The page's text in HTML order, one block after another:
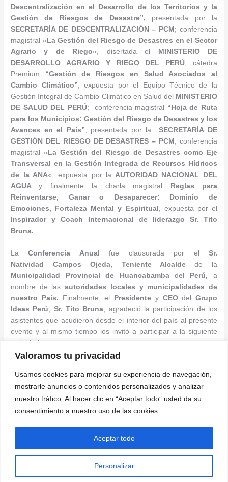
Valoramos tu privacidad
Usamos cookies para mejorar su experiencia de navegación,
mostrarle anuncios o contenidos personalizados y analizar
nuestro tráfico. Al hacer clic en “Aceptar todo” usted da su
consentimiento a nuestro uso de las cookies.
Personalizar
Aceptar todo
Descentralización en el Desarrollo de los Territorios y la
Gestión de Riesgos de Desastre”, presentada por la
SECRETARÍA DE DESCENTRALIZACIÓN – PCM ; conferencia
magistral « La Gestión del Riesgo de Desastres en el Sector
Agrario y de Riego«, disertada el
MINISTERIO DE
DESARROLLO AGRARIO Y RIEGO DEL PERÚ; cátedra
Premium “Gestión de Riesgos en Salud Asociados al
Cambio Climático” , expuesta por el Equipo Técnico de la
Gestión Integral de Cambio Climático en Salud del
MINISTERIO
DE SALUD DEL PERÚ; conferencia magistral “Hoja de Ruta
para los Municipios: Gestión del Riesgo de Desastres y los
Avances en el País” , presentada por la SECRETARÍA DE
GESTIÓN DEL RIESGO DE DESASTRES – PCM ; conferencia
magistral « La Gestión del Riesgo de Desastres como Eje
Transversal en la Gestión Integrada de Recursos Hídricos
de la ANA«, expuesta por la AUTORIDAD NACIONAL DEL
AGUAy finalmente la charla magistral
Reglas para
Reinventarse, Ganar o Desaparecer: Dominio de
Emociones, Fortaleza Mental y Espiritual
, expuesta por el
Inspirador y Coach Internacional de liderazgo Sr. Tito
Bruna.
LaConferencia Anual fue clausurada por el Sr.
Natividad Campos Ojeda,
Teniente Alcaldede la
Municipalidad Provincial de Huancabambadel Perú, a
nombre de las autoridades locales y municipalidades de
nuestro País. Finalmente, el Presidente y CEOdel Grupo
Ideas Perú
Sr. Tito Bruna , agradeció la participación de los
asistentes que acudieron desde el interior del país al presente
evento y al mismo tiempo los invitó a participar a la siguiente
actividad.
GRUPO IDEAS PERÚ
Cel.958125503
www.ongideas.org